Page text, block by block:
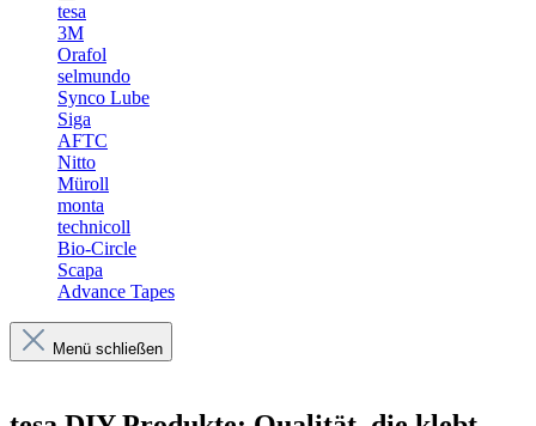
tesa
3M
Orafol
selmundo
Synco Lube
Siga
AFTC
Nitto
Müroll
monta
technicoll
Bio-Circle
Scapa
Advance Tapes
Menü schließen